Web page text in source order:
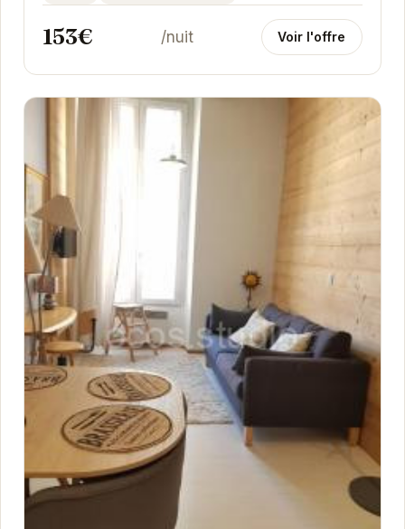
153€ /nuit Voir l'offre